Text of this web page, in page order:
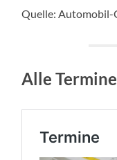
Quelle: Automobil-
Alle Termine